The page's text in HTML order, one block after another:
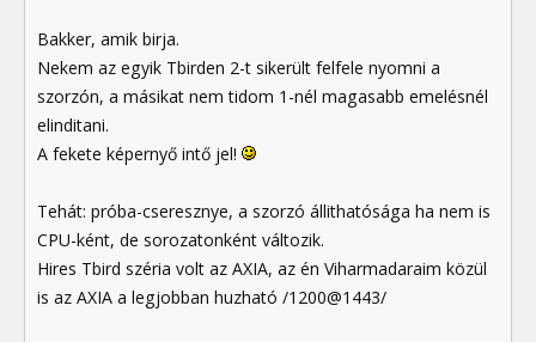
Bakker, amik birja.
Nekem az egyik Tbirden 2-t sikerült felfele nyomni a
szorzón, a másikat nem tidom 1-nél magasabb emelésnél
elinditani.
A fekete képernyő intő jel!
Tehát: próba-cseresznye, a szorzó állithatósága ha nem is
CPU-ként, de sorozatonként változik.
Hires Tbird széria volt az AXIA, az én Viharmadaraim közül
is az AXIA a legjobban huzható /1200@1443/